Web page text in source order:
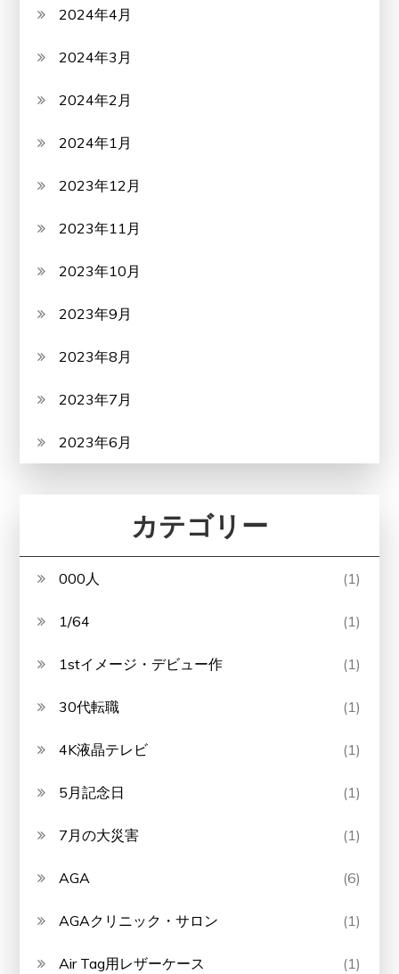
2024年4月
2024年3月
2024年2月
2024年1月
2023年12月
2023年11月
2023年10月
2023年9月
2023年8月
2023年7月
2023年6月
カテゴリー
000人 (1)
1/64 (1)
1stイメージ・デビュー作 (1)
30代転職 (1)
4K液晶テレビ (1)
5月記念日 (1)
7月の大災害 (1)
AGA (6)
AGAクリニック・サロン (1)
Air Tag用レザーケース (1)